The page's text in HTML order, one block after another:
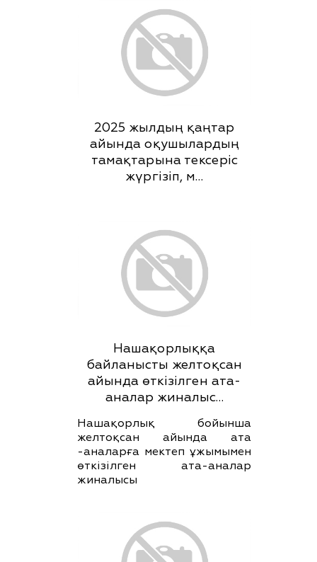
2025 жылдың қаңтар
айында оқушылардың
тамақтарына тексеріс
жүргізіп, м…
Нашақорлыққа
байланысты желтоқсан
айында өткізілген ата-
аналар жиналыс…
Нашақорлық бойынша
желтоқсан айында ата
-аналарға мектеп ұжымымен
өткізілген ата-аналар
жиналысы